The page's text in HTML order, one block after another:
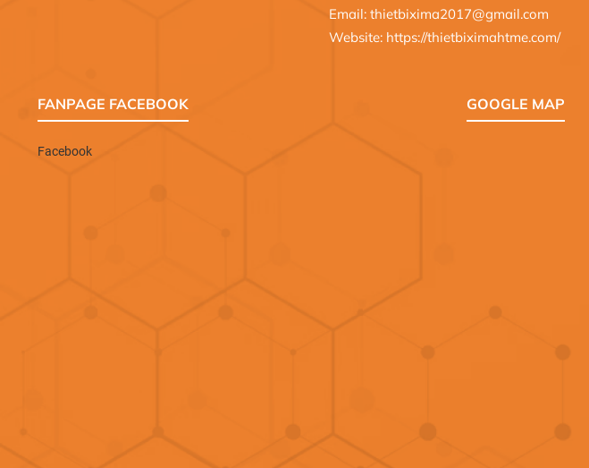
Email: thietbixima2017@gmail.com
Website: https://thietbiximahtme.com/
FANPAGE FACEBOOK
Facebook
GOOGLE MAP